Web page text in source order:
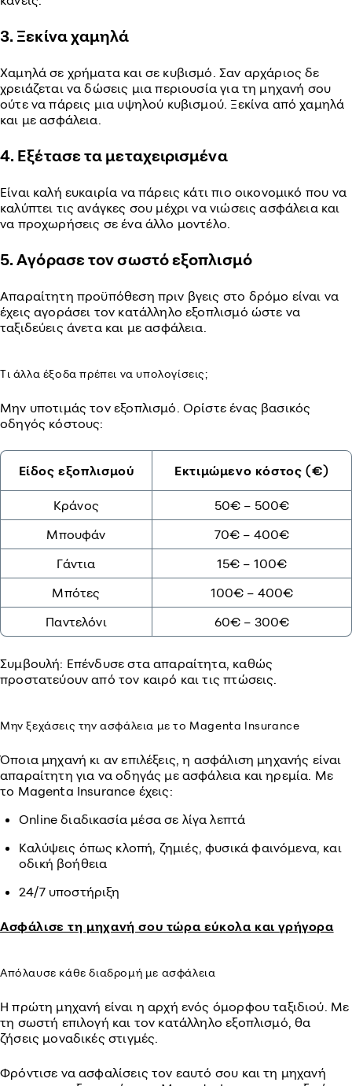
3. Ξεκίνα χαμηλά
Χαμηλά σε χρήματα και σε κυβισμό. Σαν αρχάριος δε
χρειάζεται να δώσεις μια περιουσία για τη μηχανή σου
ούτε να πάρεις μια υψηλού κυβισμού. Ξεκίνα από χαμηλά
και με ασφάλεια.
4. Εξέτασε τα μεταχειρισμένα
Είναι καλή ευκαιρία να πάρεις κάτι πιο οικονομικό που να
καλύπτει τις ανάγκες σου μέχρι να νιώσεις ασφάλεια και
να προχωρήσεις σε ένα άλλο μοντέλο.
5. Αγόρασε τον σωστό εξοπλισμό
Απαραίτητη προϋπόθεση πριν βγεις στο δρόμο είναι να
έχεις αγοράσει τον κατάλληλο εξοπλισμό ώστε να
ταξιδεύεις άνετα και με ασφάλεια.
Τι άλλα έξοδα πρέπει να υπολογίσεις;
Μην υποτιμάς τον εξοπλισμό. Ορίστε ένας βασικός
οδηγός κόστους:
Είδος εξοπλισμού Εκτιμώμενο κόστος (€)
Κράνος
50€ – 500€
Μπουφάν
70€ – 400€
Γάντια
15€ – 100€
Μπότες
100€ – 400€
Παντελόνι
60€ – 300€
Συμβουλή: Επένδυσε στα απαραίτητα, καθώς
προστατεύουν από τον καιρό και τις πτώσεις.
Μην ξεχάσεις την ασφάλεια με το Magenta Insurance
Όποια μηχανή κι αν επιλέξεις, η ασφάλιση μηχανής είναι
απαραίτητη για να οδηγάς με ασφάλεια και ηρεμία. Με
το Magenta Insurance έχεις:
Online διαδικασία μέσα σε λίγα λεπτά
Καλύψεις όπως κλοπή, ζημιές, φυσικά φαινόμενα, και
οδική βοήθεια
24/7 υποστήριξη
Ασφάλισε τη μηχανή σου τώρα εύκολα και γρήγορα
Απόλαυσε κάθε διαδρομή με ασφάλεια
Η πρώτη μηχανή είναι η αρχή ενός όμορφου ταξιδιού. Με
τη σωστή επιλογή και τον κατάλληλο εξοπλισμό, θα
ζήσεις μοναδικές στιγμές.
Φρόντισε να ασφαλίσεις τον εαυτό σου και τη μηχανή